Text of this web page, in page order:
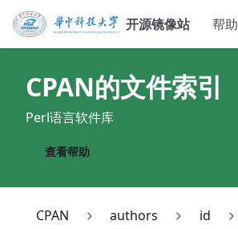
开源镜像站 帮助
CPAN的文件索引
Perl语言软件库
查看帮助
CPAN authors id